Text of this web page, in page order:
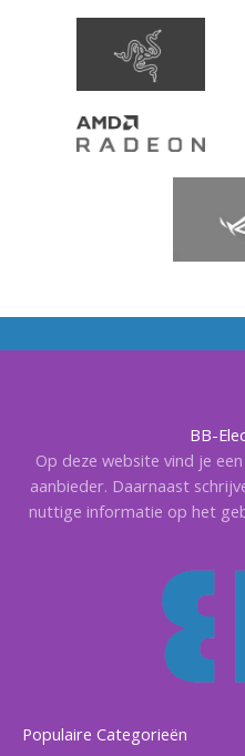
BB-
Op deze website vind je
aanbieder. Daarnaast
nuttige informatie op het
Populaire Categorieën